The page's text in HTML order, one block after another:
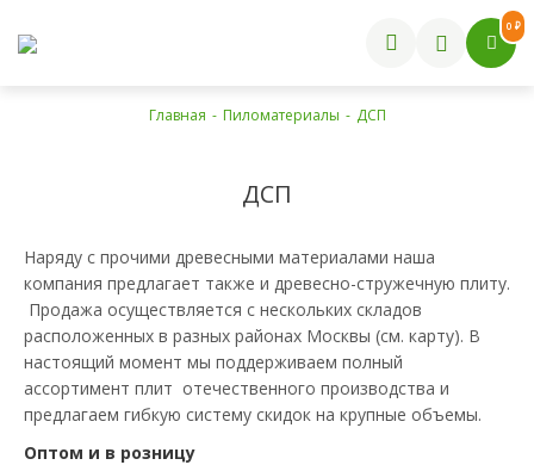
0 ₽
Главная - Пиломатериалы - ДСП
ДСП
Наряду с прочими древесными материалами наша
компания предлагает также и древесно-стружечную плиту.
Продажа осуществляется с нескольких складов
расположенных в разных районах Москвы (см. карту). В
настоящий момент мы поддерживаем полный
ассортимент плит отечественного производства и
предлагаем гибкую систему скидок на крупные объемы.
Оптом и в розницу